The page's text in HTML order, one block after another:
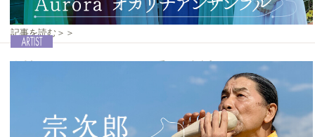
ムのことはもちろん、出会いや、お互いの第一印象などについてもお
聞きします。
記事を読む＞＞
女性のみによるOcarina7重奏が誕生！
女性Ocarina奏者しかいない「Aurora（アウローラ） オカリナアンサ
ンブル」が誕生！実力派ぞろいのメンバー7人は全員が同門、大沢聡
認定講師ということもあり、初舞台となった2022年10月の「オカリナ